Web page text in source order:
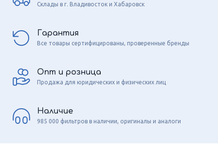
Склады в г. Владивосток и Хабаровск
Гарантия
Все товары сертифицированы, проверенные бренды
Опт и розница
Продажа для юридических и физических лиц
Наличие
985 000 фильтров в наличии, оригиналы и аналоги